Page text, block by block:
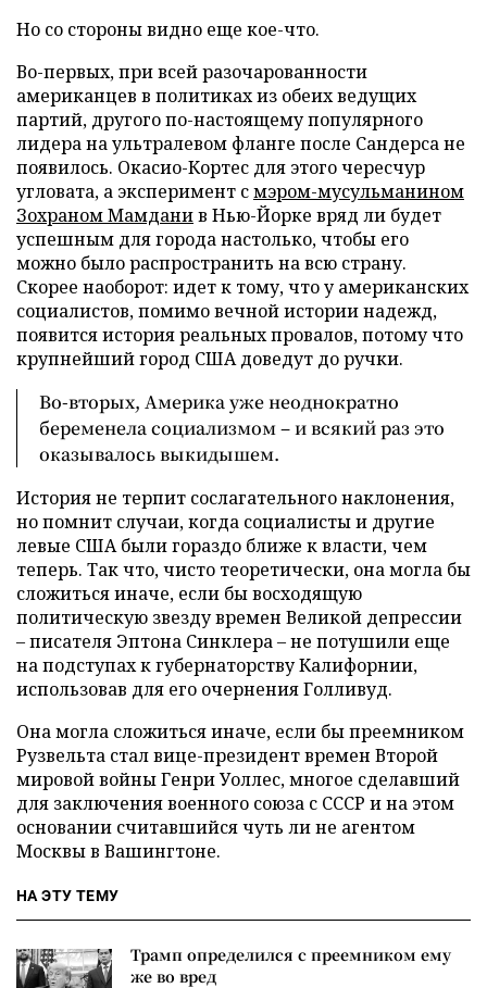
Но со стороны видно еще кое-что.
Во-первых, при всей разочарованности
американцев в политиках из обеих ведущих
партий, другого по-настоящему популярного
лидера на ультралевом фланге после Сандерса не
появилось. Окасио-Кортес для этого чересчур
угловата, а эксперимент смэром-мусульманином
Зохраном Мамданив Нью-Йорке вряд ли будет
успешным для города настолько, чтобы его
можно было распространить на всю страну.
Скорее наоборот: идет к тому, что у американских
социалистов, помимо вечной истории надежд,
появится история реальных провалов, потому что
крупнейший город США доведут до ручки.
Во-вторых, Америка уже неоднократно
беременела социализмом – и всякий раз это
оказывалось выкидышем.
История не терпит сослагательного наклонения,
но помнит случаи, когда социалисты и другие
левые США были гораздо ближе к власти, чем
теперь. Так что, чисто теоретически, она могла бы
сложиться иначе, если бы восходящую
политическую звезду времен Великой депрессии
– писателя Эптона Синклера – не потушили еще
на подступах к губернаторству Калифорнии,
использовав для его очернения Голливуд.
Она могла сложиться иначе, если бы преемником
Рузвельта стал вице-президент времен Второй
мировой войны Генри Уоллес, многое сделавший
для заключения военного союза с СССР и на этом
основании считавшийся чуть ли не агентом
Москвы в Вашингтоне.
НА ЭТУ ТЕМУ
Трамп определился с преемником ему
же во вред